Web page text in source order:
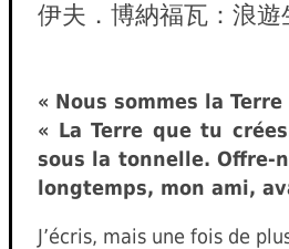
伊夫．博納福瓦：浪遊
« Nous sommes la
« La Terre que tu
sous la tonnelle. Offre-
longtemps, mon ami,
J’écris, mais une fois de